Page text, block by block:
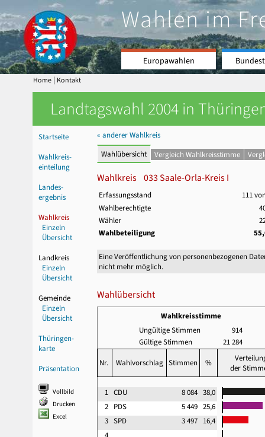
Wahlen im
Europawahlen
Home | Kontakt
Landtagswahl 2004 in
Startseite
Wahlkreis-
einteilung
Landes-
ergebnis
Wahlkreis
Einzeln
Übersicht
Landkreis
Einzeln
Übersicht
Gemeinde
Einzeln
Übersicht
Thüringen-
karte
Präsentation
Vollbild
Drucken
Excel
« anderer Wahlkreis
Wahlübersicht
Vergleich Wahlkreisstimme
Wahlkreis 033 Saale-Orla-Kreis I
Erfassungsstand
111
Wahlberechtigte
Wähler
Wahlbeteiligung
Eine Veröffentlichung von personenbezogenen
nicht mehr möglich.
Wahlübersicht
Wahlkreisstimme
Ungültige Stimmen
914
Gültige Stimmen
21 284
Nr. Wahlvorschlag Stimmen %
der
1 CDU 8 084 38,0
2 PDS 5 449 25,6
3 SPD 3 497 16,4
4